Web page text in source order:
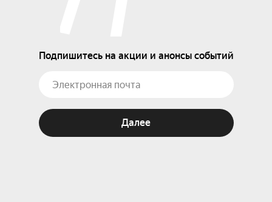
Подпишитесь на акции и анонсы событий
Далее